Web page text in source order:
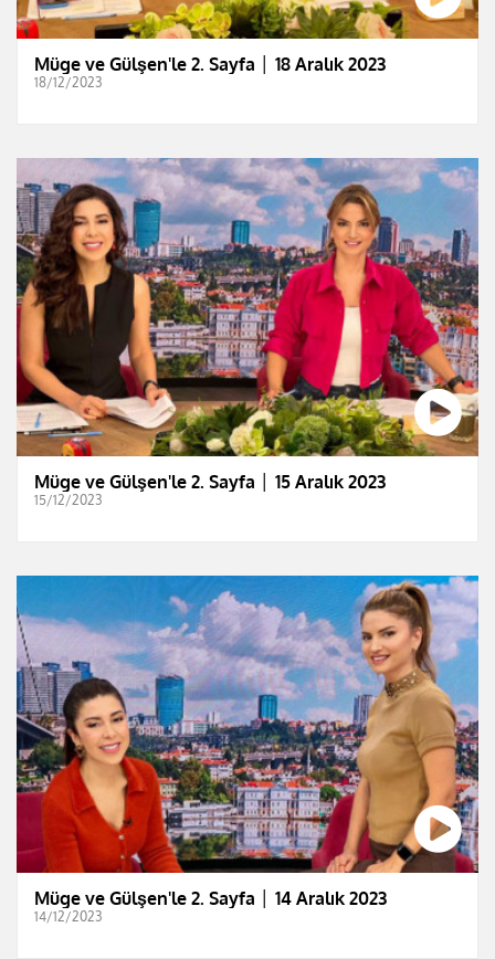
Müge ve Gülşen'le 2. Sayfa │ 18 Aralık 2023
18/12/2023
Müge ve Gülşen'le 2. Sayfa │ 15 Aralık 2023
15/12/2023
Müge ve Gülşen'le 2. Sayfa │ 14 Aralık 2023
14/12/2023